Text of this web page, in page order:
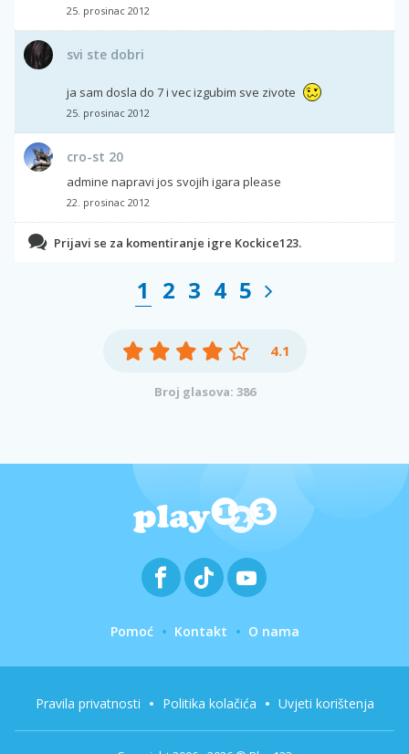
25. prosinac 2012
svi ste dobri
ja sam dosla do 7 i vec izgubim sve zivote
25. prosinac 2012
cro-st 20
admine napravi jos svojih igara please
22. prosinac 2012
Prijavi se za komentiranje igre Kockice123.
1 2 3 4 5
4.1
Broj glasova: 386
Pomoć Kontakt O nama
Pravila privatnosti Politika kolačića Uvjeti korištenja